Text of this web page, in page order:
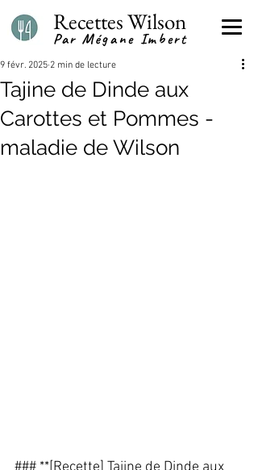
Par Mégane Imbert
Recettes Wilson
Tajine de Dinde aux
Carottes et Pommes -
maladie de Wilson
9 févr. 2025 2 min de lecture